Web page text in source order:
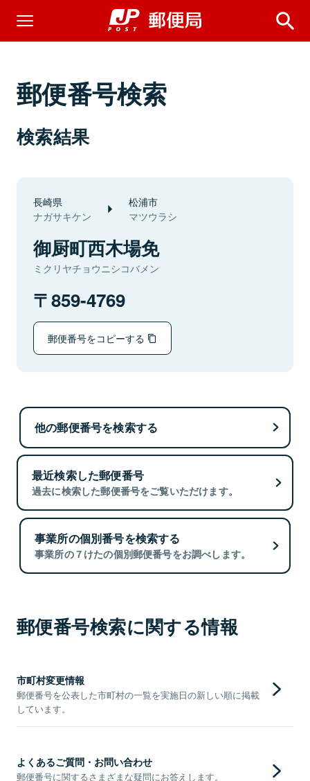
郵便番号検索
検索結果
長崎県
ナガサキケン
松浦市
マツウラシ
御厨町西木場免
ミクリヤチョウニシコバメン
859-4769
郵便番号をコピーする
他の郵便番号を検索する
最近検索した郵便番号
過去に検索した郵便番号をご覧いただけます。
事業所の個別番号を検索する
事業所の７けたの個別郵便番号をお調べします。
郵便番号検索に関する情報
市町村変更情報
郵便番号を公表した市町村の一覧を実施日の新しい順に掲載
しています。
よくあるご質問・お問い合わせ
郵便番号に関するさまざまな疑問にお答えします。